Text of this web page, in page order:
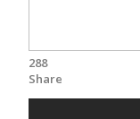
288
Share